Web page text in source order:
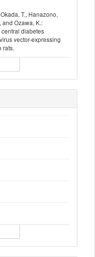
T., Hanazono,
and Ozawa, K.:
diabetes
vector-expressing
rats.